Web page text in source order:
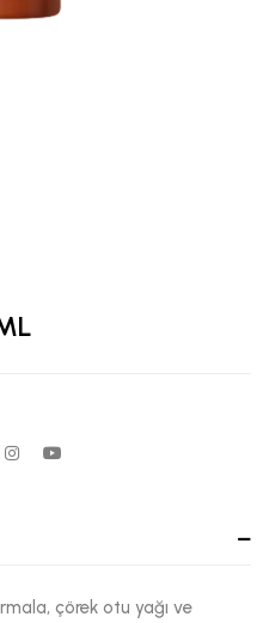
çörek otu yağı ve